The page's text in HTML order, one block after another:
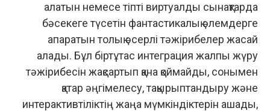
алатын немесе тіпті виртуалды сынақтарда
бәсекеге түсетін фантастикалық әлемдерге
апаратын толық әсерлі тәжірибелер жасай
алады. Бұл біртұтас интеграция жалпы жүру
тәжірибесін жақсартып қана қоймайды, сонымен
қатар әңгімелесу, тақырыптандыру және
интерактивтіліктің жаңа мүмкіндіктерін ашады,